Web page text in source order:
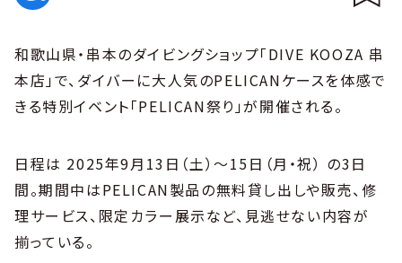
和歌山県・串本のダイビングショップ「DIVE KOOZA 串
本店」で、ダイバーに大人気のPELICANケースを体感で
きる特別イベント「PELICAN祭り」が開催される。
日程は 2025年9月13日（土）～15日（月・祝） の3日
間。期間中はPELICAN製品の無料貸し出しや販売、修
理サービス、限定カラー展示など、見逃せない内容が
揃っている。